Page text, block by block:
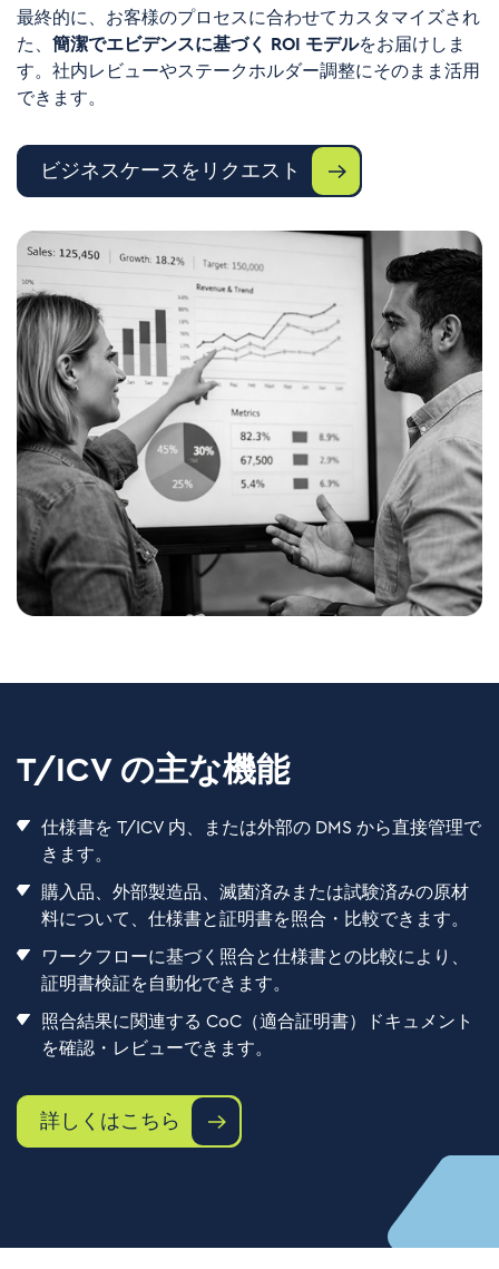
最終的に、お客様のプロセスに合わせてカスタマイズされ
た、 簡潔でエビデンスに基づく ROI モデルをお届けしま
す。社内レビューやステークホルダー調整にそのまま活用
できます。
ビジネスケースをリクエスト
T/ICV の主な機能
仕様書を T/ICV 内、または外部の DMS から直接管理で
きます。
購入品、外部製造品、滅菌済みまたは試験済みの原材
料について、仕様書と証明書を照合・比較できます。
ワークフローに基づく照合と仕様書との比較により、
証明書検証を自動化できます。
照合結果に関連する CoC（適合証明書）ドキュメント
を確認・レビューできます。
詳しくはこちら